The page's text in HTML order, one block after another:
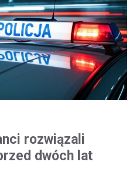
rozwiązali
dwóch lat